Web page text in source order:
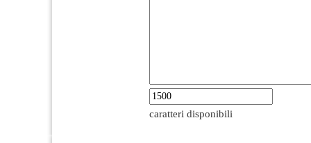
caratteri disponibili